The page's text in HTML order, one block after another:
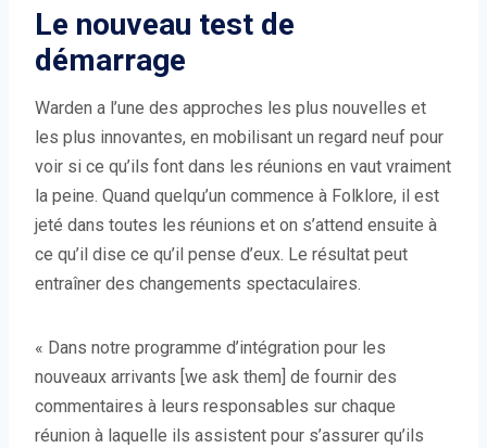
Le nouveau test de
démarrage
Warden a l’une des approches les plus nouvelles et
les plus innovantes, en mobilisant un regard neuf pour
voir si ce qu’ils font dans les réunions en vaut vraiment
la peine. Quand quelqu’un commence à Folklore, il est
jeté dans toutes les réunions et on s’attend ensuite à
ce qu’il dise ce qu’il pense d’eux. Le résultat peut
entraîner des changements spectaculaires.
« Dans notre programme d’intégration pour les
nouveaux arrivants [we ask them] de fournir des
commentaires à leurs responsables sur chaque
réunion à laquelle ils assistent pour s’assurer qu’ils